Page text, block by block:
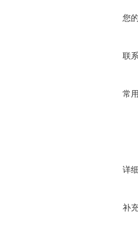
您
联
常
详
补